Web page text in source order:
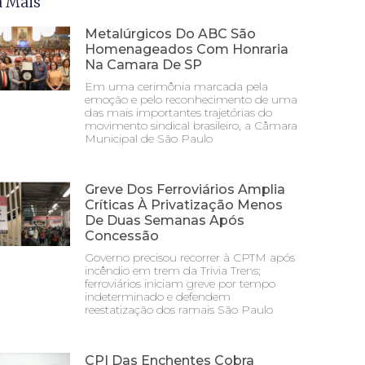
Metalúrgicos Do ABC São
Homenageados Com Honraria
Na Camara De SP
Em uma cerimônia marcada pela
emoção e pelo reconhecimento de uma
das mais importantes trajetórias do
movimento sindical brasileiro, a Câmara
Municipal de São Paulo
Greve Dos Ferroviários Amplia
Críticas À Privatização Menos
De Duas Semanas Após
Concessão
Governo precisou recorrer à CPTM após
incêndio em trem da Trivia Trens;
ferroviários iniciam greve por tempo
indeterminado e defendem
reestatização dos ramais São Paulo
CPI Das Enchentes Cobra